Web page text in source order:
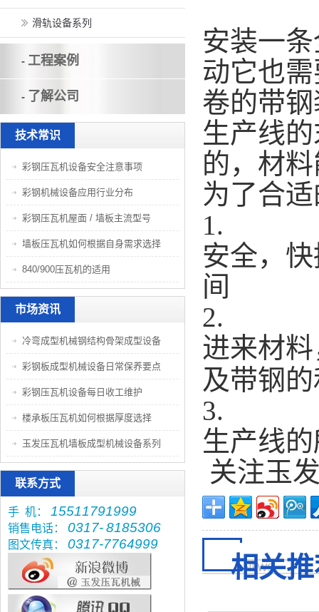
安装一
动它也
卷的带
生产线
的，材
为了合
1.
安全，
间
2.
进来材
及带钢
3.
生产线
关注玉
相关
滑轨设备系列
- 工程案例
- 了解公司
技术常识
彩钢压瓦机设备安全注意事项
彩钢机械设备应用行业分布
彩钢压瓦机屋面 / 墙板主流型号
墙板压瓦机如何根据自身需求选择
840/900压瓦机的适用
市场资讯
冷弯成型机械钢结构骨架成型设备
彩钢板成型机械设备日常保养要点
彩钢压瓦机设备每日收工维护
楼承板压瓦机如何根据厚度选择
玉发压瓦机墙板成型机械设备系列
联系方式
手 机： 15511791999
销售电话： 0317-8185306
图文传真： 0317-7764999